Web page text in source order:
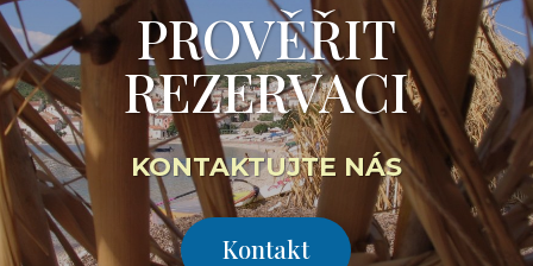
PROVĚŘIT
REZERVACI
KONTAKTUJTE NÁS
Kontakt